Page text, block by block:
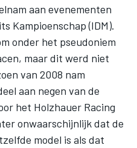
aan evenementen
Kampioenschap (IDM).
onder het pseudoniem
maar dit werd niet
van 2008 nam
aan negen van de
het Holzhauer Racing
onwaarschijnlijk dat de
model is als dat